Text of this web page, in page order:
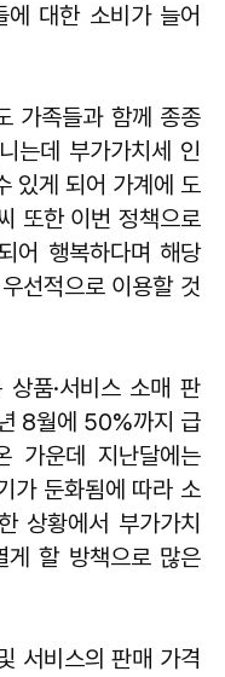
대한 소비가 늘어
가족들과 함께 종종
는데 부가가치세 인
있게 되어 가계에 도
또한 이번 정책으로
어 행복하다며 해당
선적으로 이용할 것
품·서비스 소매 판
8월에 50%까지 급
가운데 지난달에는
가 둔화됨에 따라 소
상황에서 부가가치
게 할 방책으로 많은
서비스의 판매 가격